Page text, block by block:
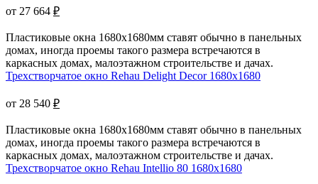
от 27 664 ₽
Пластиковые окна 1680х1680мм ставят обычно в панельных
домах, иногда проемы такого размера встречаются в
каркасных домах, малоэтажном строительстве и дачах.
Трехстворчатое окно Rehau Delight Decor 1680x1680
от 28 540 ₽
Пластиковые окна 1680х1680мм ставят обычно в панельных
домах, иногда проемы такого размера встречаются в
каркасных домах, малоэтажном строительстве и дачах.
Трехстворчатое окно Rehau Intellio 80 1680x1680